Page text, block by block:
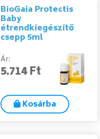
BioGaia Protectis
Baby
étrendkiegészítő
csepp 5ml
Ár:
5.714 Ft
Kosárba